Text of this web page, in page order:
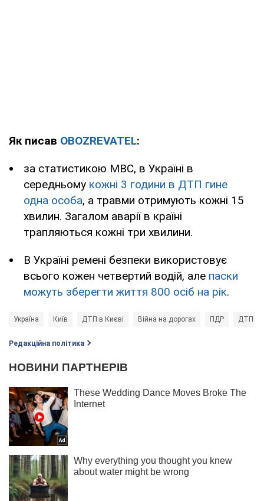
Як писав OBOZREVATEL:
за статистикою МВС, в Україні в
середньому кожні 3 години в ДТП гине
одна особа, а травми отримують кожні 15
хвилин. Загалом аварії в країні
трапляються кожні три хвилини.
В Україні ремені безпеки використовує
всього кожен четвертий водій, але паски
можуть зберегти життя 800 осіб на рік.
Україна Київ ДТП в Києві Війна на дорогах ПДР ДТП в
Редакційна політика